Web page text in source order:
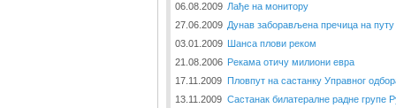
06.08.2009 Лађе на монитору
27.06.2009 Дунав заборављена пречица на путу
03.01.2009 Шанса плови реком
21.08.2006 Рекама отичу милиони евра
17.11.2009 Пловпут на састанку Управног
13.11.2009 Састанак билатералне радне групе